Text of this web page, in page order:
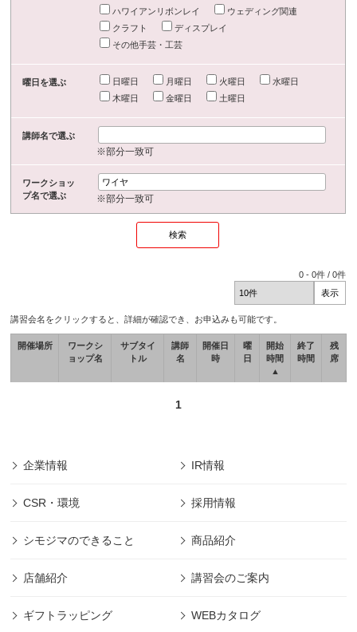
ハワイアンリボンレイ
ウェディング関連
クラフト
ディスプレイ
その他手芸・工芸
曜日を選ぶ 日曜日 月曜日 火曜日
水曜日
木曜日
金曜日 土曜日
講師名で選ぶ
※部分一致可
ワークショッ
プ名で選ぶ
※部分一致可
0 -0件 /0件
講習会名をクリックすると、詳細が確認でき、お申込みも可能です。
開催場所
ワークシ
ョップ名
サブタイ
トル
講師
名
開催日
時
曜
日
開始
時間
▲
終了
時間
残
席
1
企業情報 IR情報
CSR・環境 採用情報
シモジマのできること 商品紹介
店舗紹介 講習会のご案内
ギフトラッピング WEBカタログ